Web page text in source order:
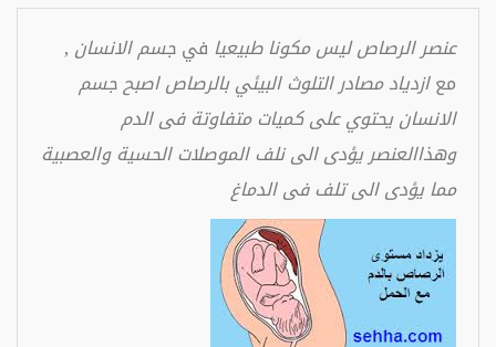
عنصر الرصاص ليس مكونا طبيعيا فيجسم الانسان ,
معازدياد مصادر التلوث البيئي بالرصاص اصبح جسم
الانسان يحتوي على كميات متفاوتة فى الدم
وهذاالعنصر يؤدى الى نلف الموصلات الحسية والعصبية
مما يؤدى الى تلف فى الدماغ